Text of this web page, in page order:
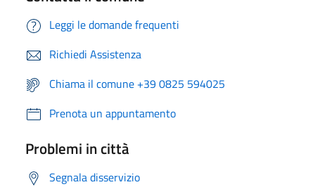
Leggi le domande frequenti
Richiedi Assistenza
Chiama il comune +39 0825 594025
Prenota un appuntamento
Problemi in città
Segnala disservizio